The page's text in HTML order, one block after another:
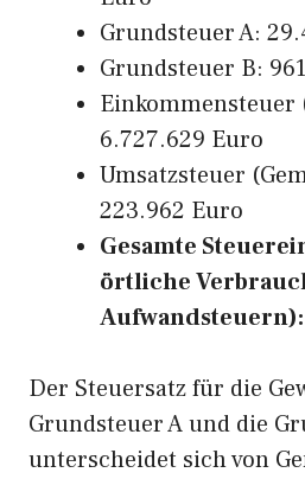
Grundsteuer A:
Grundsteuer B:
Einkommensteuer
6.727.629 Euro
Umsatzsteuer
223.962 Euro
Gesamte
örtliche
Aufwandsteuern):
Der Steuersatz für die
Grundsteuer A und die
unterscheidet sich von